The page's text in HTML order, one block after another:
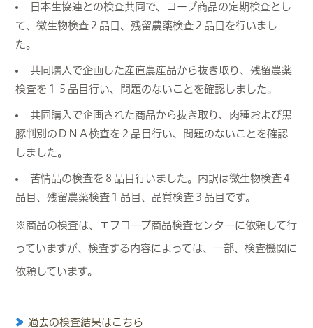
日本生協連との検査共同で、コープ商品の定期検査とし
て、微生物検査２品目、残留農薬検査２品目を行いまし
た。
共同購入で企画した産直農産品から抜き取り、残留農薬
検査を１５品目行い、問題のないことを確認しました。
共同購入で企画された商品から抜き取り、肉種および黒
豚判別のＤＮＡ検査を２品目行い、問題のないことを確認
しました。
苦情品の検査を８品目行いました。内訳は微生物検査４
品目、残留農薬検査１品目、品質検査３品目です。
※商品の検査は、エフコープ商品検査センターに依頼して行
っていますが、検査する内容によっては、一部、検査機関に
依頼しています。
過去の検査結果はこちら